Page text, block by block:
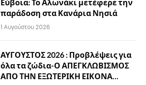
Εύβοια: Το Αλωνάκι μετέφερε την
παράδοση στα Κανάρια Νησιά
1 Αυγούστου 2026
ΑΥΓΟΥΣΤΟΣ 2026 : Προβλέψεις για
όλα τα ζώδια-Ο ΑΠΕΓΚΛΩΒΙΣΜΟΣ
ΑΠΟ ΤΗΝ ΕΞΩΤΕΡΙΚΗ ΕΙΚΟΝΑ…